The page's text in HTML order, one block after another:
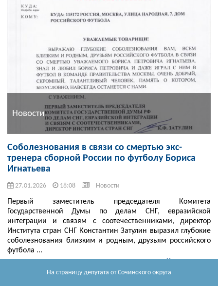
На страницу депутата от Сочинского округа
Новости
Соболезнования в связи со смертью экс-
тренера сборной России по футболу Бориса
Игнатьева
27.01.2026 18:08 Новости
Первый заместитель председателя Комитета
Государственной Думы по делам СНГ, евразийской
интеграции и связям с соотечественниками, директор
Института стран СНГ Константин Затулин выразил глубокие
соболезнования близким и родным, друзьям российского
футбола ...
Читать далее